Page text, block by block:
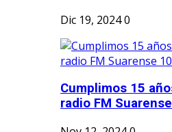
Dic 19, 20240
Cumplimos 15
radio FM